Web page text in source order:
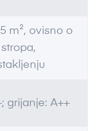
m², ovisno o
grijanje: A++